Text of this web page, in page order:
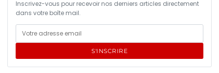
Inscrivez-vous pour recevoir nos derniers articles directement
dans votre boîte mail.
S'INSCRIRE